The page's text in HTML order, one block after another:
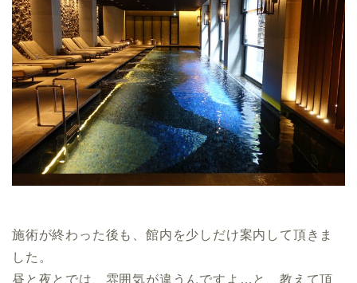
施術が終わった後も、館内を少しだけ案内して頂きま
した。
昼と夜とでは、雰囲気が違うんですよ…と、教えて頂